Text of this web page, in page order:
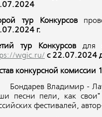
тур Конкурсов
г.
тур Конкурсов для
wgic.ru/ с 22.07.2024
конкурсной комиссии
Владимир -
песни пели, как
фестивалей,